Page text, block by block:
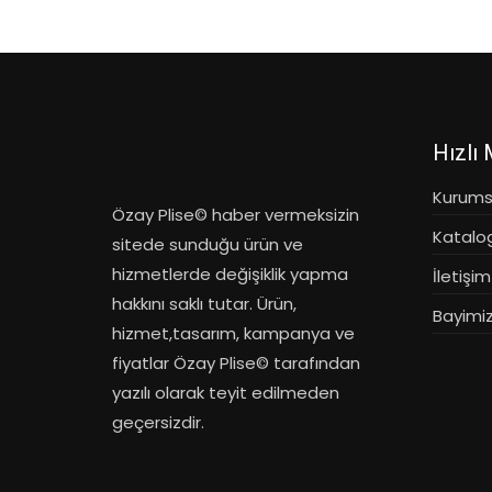
Özay Plise© haber vermeksizin
sitede sunduğu ürün ve
hizmetlerde değişiklik yapma
hakkını saklı tutar. Ürün,
hizmet,tasarım, kampanya ve
fiyatlar Özay Plise© tarafından
yazılı olarak teyit edilmeden
geçersizdir.
Hızlı
İletişim